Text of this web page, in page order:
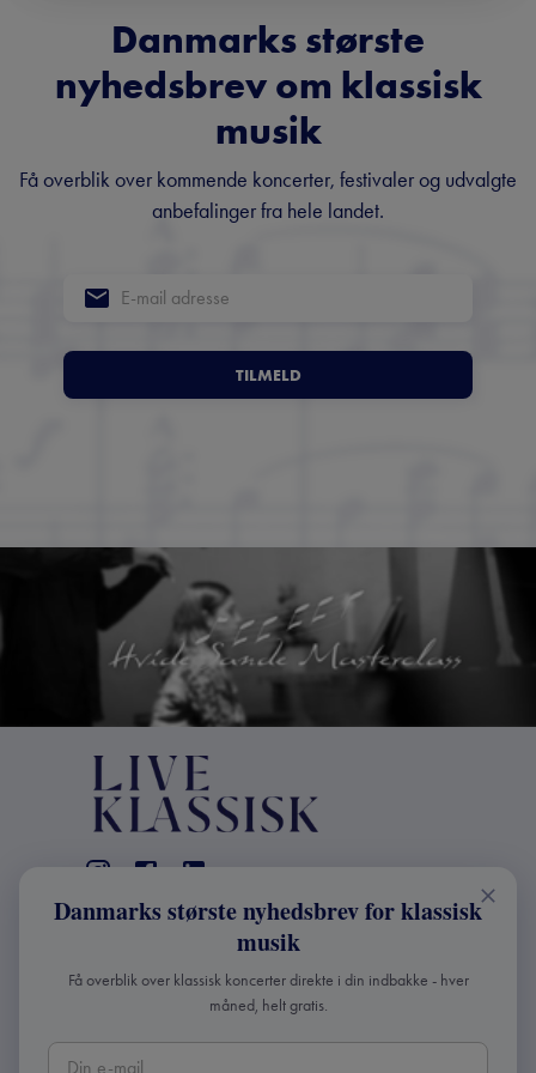
Danmarks største
nyhedsbrev om klassisk
musik
Få overblik over kommende koncerter, festivaler og udvalgte
anbefalinger fra hele landet.
TILMELD
KONTAKT
info@liveklassisk.dk
Live Klassisk ApS
Danmarks største nyhedsbrev for klassisk
musik
Få overblik over klassisk koncerter direkte i din indbakke - hver
måned, helt gratis.